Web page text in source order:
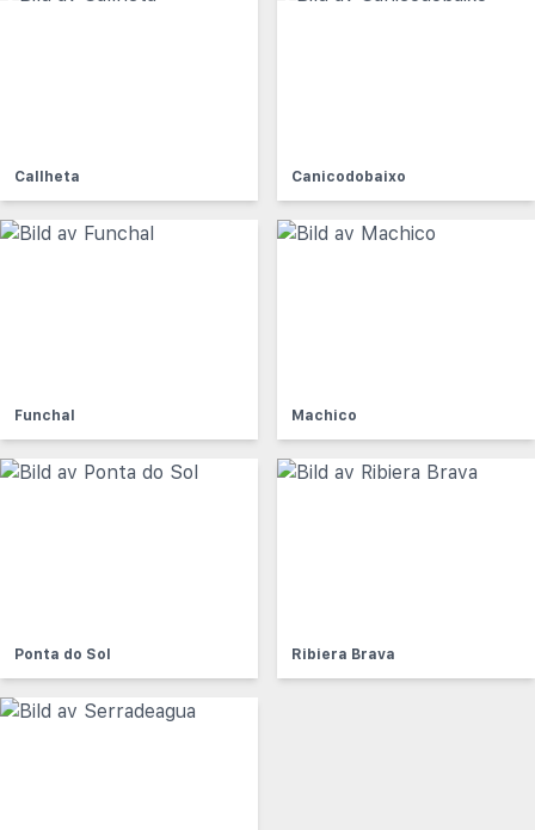
Callheta Canicodobaixo
Funchal Machico
Ponta do Sol Ribiera Brava